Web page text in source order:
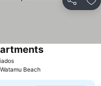
Partilhar
Beach